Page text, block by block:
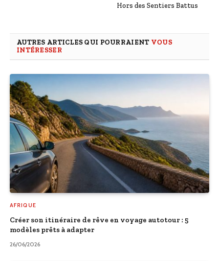
Hors des Sentiers Battus
AUTRES ARTICLES QUI POURRAIENT VOUS
INTÉRESSER
AFRIQUE
Créer son itinéraire de rêve en voyage autotour : 5
modèles prêts à adapter
26/06/2026